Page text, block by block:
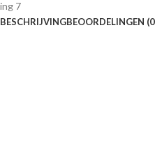
BESCHRIJVINGBEOORDELINGEN